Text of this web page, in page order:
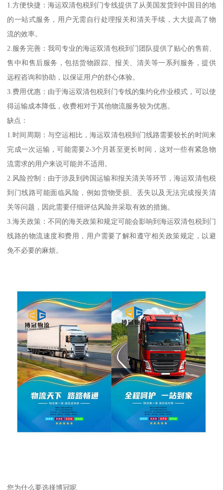
1.方便快捷：海运双清包税到门专线提供了从美国发货到中国目的地
的一站式服务，用户无需自行处理报关和清关手续，大大提高了物
流的效率。
2.服务完善：我司专业的海运双清包税到门团队提供了贴心的售前、
售中和售后服务，包括货物跟踪、报关、清关等一系列服务，提供
远程咨询和协助，以保证用户的舒心体验。
3.费用优惠：由于海运双清包税到门专线的集约化作业模式，可以使
得运输成本降低，收费相对于其他物流服务较为优惠。
缺点：
1.时间周期：与空运相比，海运双清包税到门线路需要较长的时间来
完成一次运输，可能需要2-3个月甚至更长时间，这对一些有紧急物
流需求的用户来说可能并不适用。
2.风险控制：由于涉及到跨国运输和报关清关等环节，海运双清包税
到门线路可能面临风险，例如货物受损、丢失以及无法完成报关清
关等问题，因此需要仔细评估风险并采取有效的措施。
3.海关政策：不同的海关政策和规定可能会影响到海运双清包税到门
线路的物流速度和费用，用户需要了解和遵守相关政策规定，以避
免不必要的麻烦。
您为什么要选择博冠呢